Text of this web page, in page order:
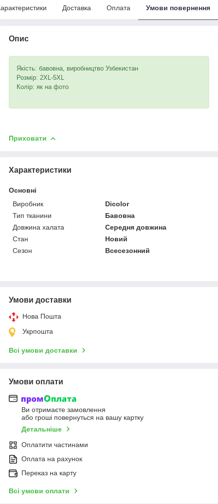
Доставка Оплата Умови повернення
Опис
Якість: бавовна, виробництво Узбекистан
Розмір: 2XL-5XL
Колір: як на фото
Приховати
Характеристики
Основні
Виробник
Dicolor
Тип тканини
Бавовна
Довжина халата
Середня довжина
Стан
Новий
Сезон
Всесезонний
Умови доставки
Нова Пошта
Укрпошта
Всі умови доставки
Умови оплати
Ви отримаєте замовлення
або гроші повернуться на вашу картку
Детальніше
Оплатити частинами
Оплата на рахунок
Переказ на карту
Всі умови оплати